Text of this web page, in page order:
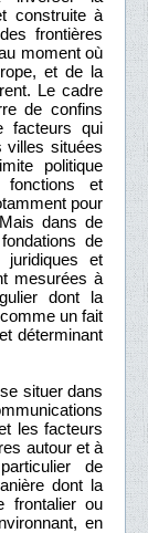
construite à
frontières
moment où
et de la
Le cadre
de confins
facteurs qui
villes situées
politique
et
pour
dans de
de
et
mesurées à
dont la
un fait
déterminant
situer dans
les facteurs
autour et à
de
dont la
frontalier ou
en